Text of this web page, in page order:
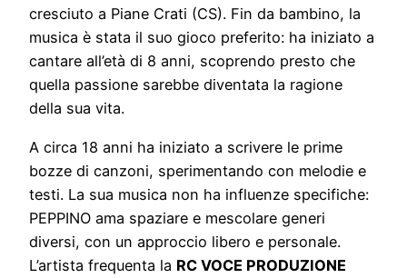
cresciuto a Piane Crati (CS). Fin da bambino, la
musica è stata il suo gioco preferito: ha iniziato a
cantare all’età di 8 anni, scoprendo presto che
quella passione sarebbe diventata la ragione
della sua vita.
A circa 18 anni ha iniziato a scrivere le prime
bozze di canzoni, sperimentando con melodie e
testi. La sua musica non ha influenze specifiche:
PEPPINO ama spaziare e mescolare generi
diversi, con un approccio libero e personale.
L’artista frequenta la RC VOCE PRODUZIONE